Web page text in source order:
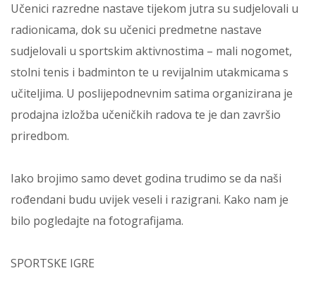
Učenici razredne nastave tijekom jutra su sudjelovali u
radionicama, dok su učenici predmetne nastave
sudjelovali u sportskim aktivnostima – mali nogomet,
stolni tenis i badminton te u revijalnim utakmicama s
učiteljima. U poslijepodnevnim satima organizirana je
prodajna izložba učeničkih radova te je dan završio
priredbom.
Iako brojimo samo devet godina trudimo se da naši
rođendani budu uvijek veseli i razigrani. Kako nam je
bilo pogledajte na fotografijama.
SPORTSKE IGRE